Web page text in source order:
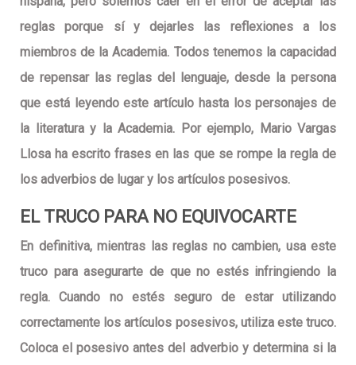
reglas porque sí y dejarles las reflexiones a los
miembros de la Academia. Todos tenemos la capacidad
de repensar las reglas del lenguaje, desde la persona
que está leyendo este artículo hasta los personajes de
la literatura y la Academia. Por ejemplo, Mario Vargas
Llosa ha escrito frases en las que se rompe la regla de
los adverbios de lugar y los artículos posesivos.
EL TRUCO PARA NO EQUIVOCARTE
En definitiva, mientras las reglas no cambien, usa este
truco para asegurarte de que no estés infringiendo la
regla.Cuando no estés seguro de estar utilizando
correctamente los artículos posesivos, utiliza este truco.
Coloca el posesivo antes del adverbio y determina si la